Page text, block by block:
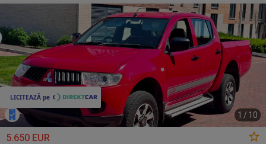
1 / 10
5.650 EUR